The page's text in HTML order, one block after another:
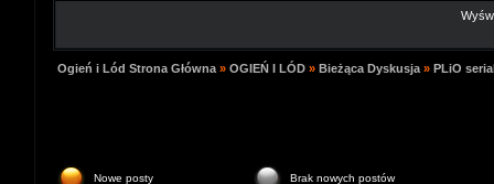
Ogień i Lód Strona Główna » OGIEŃ I LÓD » Bieżąca Dyskusja » PLiO
Nowe posty Brak nowych postów